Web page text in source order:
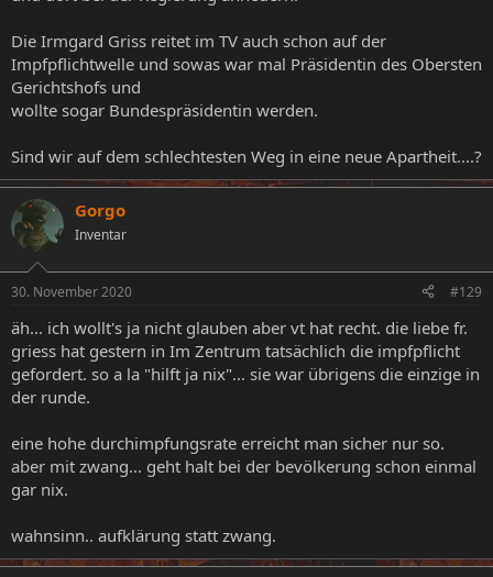
Die Irmgard Griss reitet im TV auch schon auf der
Impfpflichtwelle und sowas war mal Präsidentin des Obersten
Gerichtshofs und
wollte sogar Bundespräsidentin werden.
Sind wir auf dem schlechtesten Weg in eine neue Apartheit....?
Gorgo
Inventar
30. November 2020 #129
äh... ich wollt's ja nicht glauben aber vt hat recht. die liebe fr.
griess hat gestern in Im Zentrum tatsächlich die impfpflicht
gefordert. so a la "hilft ja nix"... sie war übrigens die einzige in
der runde.
eine hohe durchimpfungsrate erreicht man sicher nur so.
aber mit zwang... geht halt bei der bevölkerung schon einmal
gar nix.
wahnsinn.. aufklärung statt zwang.